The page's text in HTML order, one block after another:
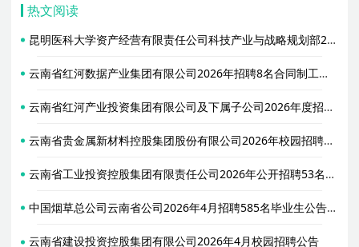
热文阅读
昆明医科大学资产经营有限责任公司科技产业与战略规划部2026年公开招聘1名项目管理岗人员公告
云南省红河数据产业集团有限公司2026年招聘8名合同制工作人员公告
云南省红河产业投资集团有限公司及下属子公司2026年度招聘23名合同制员工公告
云南省贵金属新材料控股集团股份有限公司2026年校园招聘82名工作人员公告
云南省工业投资控股集团有限责任公司2026年公开招聘53名工作人员公告（第一批）
中国烟草总公司云南省公司2026年4月招聘585名毕业生公告（第二批）
云南省建设投资控股集团有限公司2026年4月校园招聘公告